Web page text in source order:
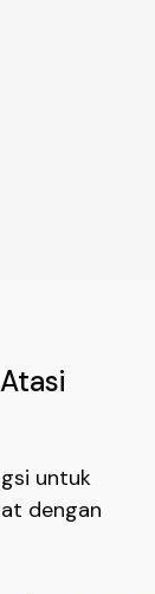
untuk
dengan